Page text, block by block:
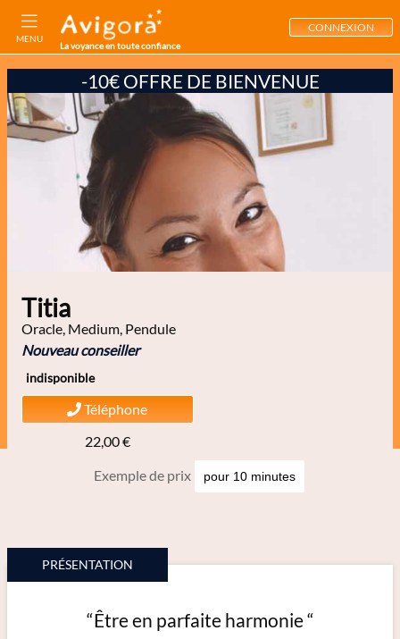
MENU
La voyance en toute confiance
CONNEXION
-10€ OFFRE DE BIENVENUE
Titia
Oracle, Medium, Pendule
Nouveau conseiller
indisponible
Téléphone
22,00 €
Exemple de prix
PRÉSENTATION
“Être en parfaite harmonie “